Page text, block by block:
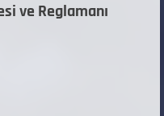
ve Reglamanı